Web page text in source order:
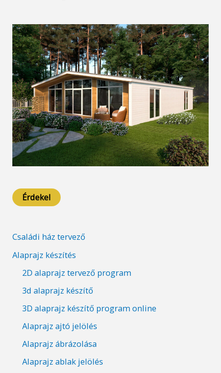
Érdekel
Családi ház tervező
Alaprajz készítés
2D alaprajz tervező program
3d alaprajz készítő
3D alaprajz készítő program online
Alaprajz ajtó jelölés
Alaprajz ábrázolása
Alaprajz ablak jelölés